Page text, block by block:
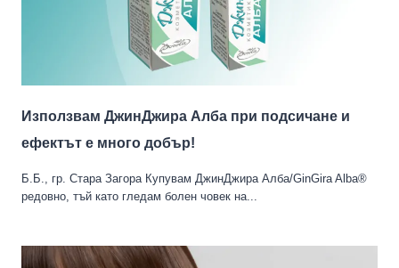
Използвам ДжинДжира Алба при подсичане и
ефектът е много добър!
Б.Б., гр. Стара Загора Купувам ДжинДжира Алба/GinGira Alba®
редовно, тъй като гледам болен човек на...